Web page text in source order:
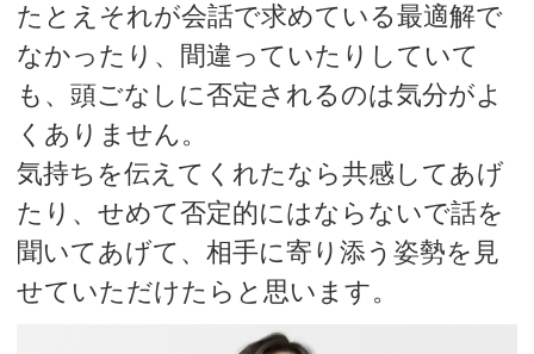
たとえそれが会話で求めている最適解で
なかったり、間違っていたりしていて
も、頭ごなしに否定されるのは気分がよ
くありません。
気持ちを伝えてくれたなら共感してあげ
たり、せめて否定的にはならないで話を
聞いてあげて、相手に寄り添う姿勢を見
せていただけたらと思います。